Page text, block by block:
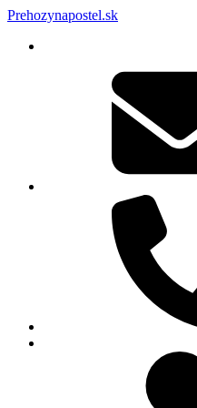
Prehozynapostel.sk